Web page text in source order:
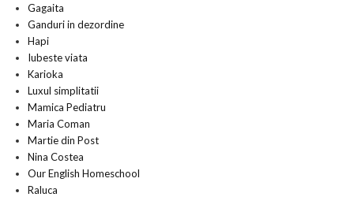
Gagaita
Ganduri in dezordine
Hapi
Iubeste viata
Karioka
Luxul simplitatii
Mamica Pediatru
Maria Coman
Martie din Post
Nina Costea
Our English Homeschool
Raluca